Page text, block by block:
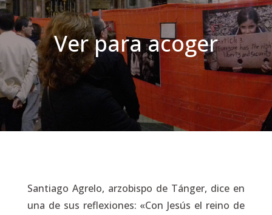
Ver para acoger
Santiago Agrelo, arzobispo de Tánger, dice en
una de sus reflexiones: «Con Jesús el reino de